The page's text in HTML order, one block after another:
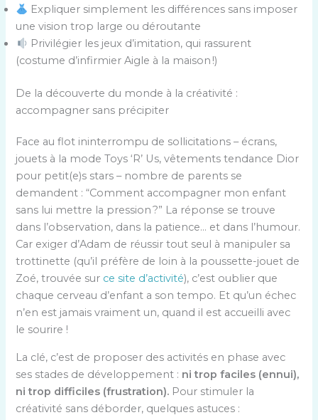
Expliquer simplement les différences sans imposer
une vision trop large ou déroutante
Privilégier les jeux d’imitation, qui rassurent
(costume d’infirmier Aigle à la maison !)
De la découverte du monde à la créativité :
accompagner sans précipiter
Face au flot ininterrompu de sollicitations – écrans,
jouets à la mode Toys ‘R’ Us, vêtements tendance Dior
pour petit(e)s stars – nombre de parents se
demandent : “Comment accompagner mon enfant
sans lui mettre la pression ?” La réponse se trouve
dans l’observation, dans la patience… et dans l’humour.
Car exiger d’Adam de réussir tout seul à manipuler sa
trottinette (qu’il préfère de loin à la poussette-jouet de
Zoé, trouvée sur ce site d’activité), c’est oublier que
chaque cerveau d’enfant a son tempo. Et qu’un échec
n’en est jamais vraiment un, quand il est accueilli avec
le sourire !
La clé, c’est de proposer des activités en phase avec
ses stades de développement : ni trop faciles (ennui),
ni trop difficiles (frustration). Pour stimuler la
créativité sans déborder, quelques astuces :